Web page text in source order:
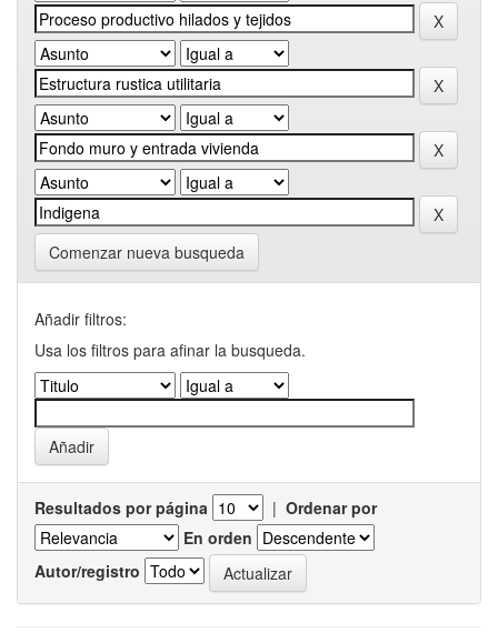
Comenzar nueva busqueda
Añadir filtros:
Usa los filtros para afinar la busqueda.
Resultados por página | Ordenar por
En orden
Autor/registro